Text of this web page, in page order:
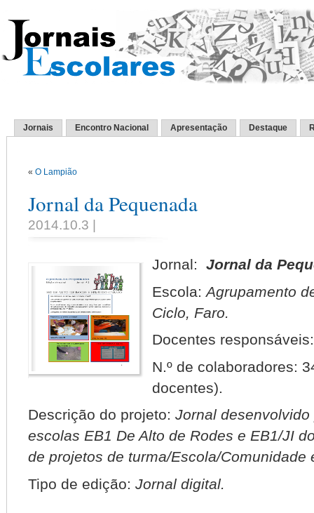
Jornais Encontro Nacional Apresentação Destaque
« O Lampião
Jornal da Pequenada
2014.10.3 |
Jornal:Jornal da
Escola:Agrupamento
Ciclo, Faro.
Docentes
N.º de colaboradores:
docentes).
Descrição do projeto: Jornal
escolas EB1 De Alto de Rodes e EB1/JI
de projetos de turma/Escola/Comunidade
Tipo de edição: Jornal digital.